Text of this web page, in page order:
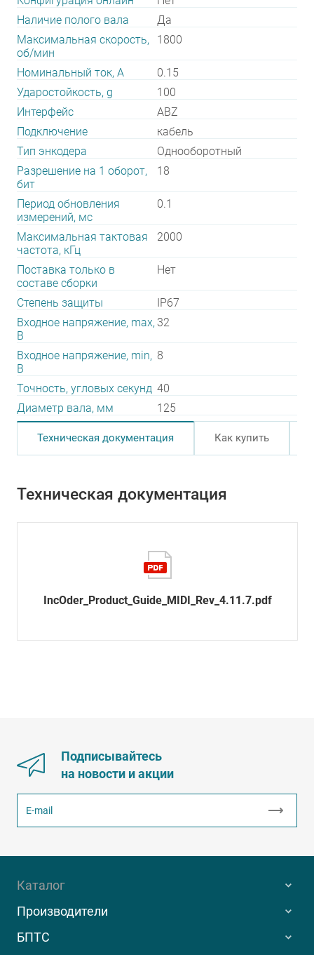
Наличие полого вала
Да
Максимальная скорость,
об/мин
1800
Номинальный ток, А
0.15
Ударостойкость, g
100
Интерфейс
ABZ
Подключение
кабель
Тип энкодера
Однооборотный
Разрешение на 1 оборот,
бит
18
Период обновления
измерений, мс
0.1
Максимальная тактовая
частота, кГц
2000
Поставка только в
составе сборки
Нет
Степень защиты
IP67
Входное напряжение, max,
В
32
Входное напряжение, min,
В
8
Точность, угловых секунд 40
Диаметр вала, мм
125
Техническая документация Как купить
Техническая документация
IncOder_Product_Guide_MIDI_Rev_4.11.7.pdf
Подписывайтесь
на новости и акции
Каталог
Производители
БПТС